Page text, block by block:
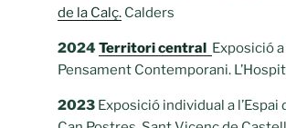
de la Calç.Calders
2024 Territori central Exposició
Pensament Contemporani.
2023Exposició individual a l’Espai